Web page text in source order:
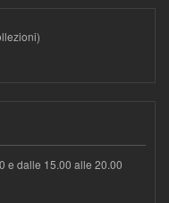
e dalle 15.00 alle 20.00